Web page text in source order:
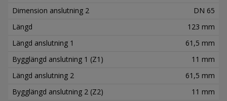
Dimension anslutning 2
DN 65
Längd
123 mm
Längd anslutning 1
61,5 mm
Bygglängd anslutning 1 (Z1)
11 mm
Längd anslutning 2
61,5 mm
Bygglängd anslutning 2 (Z2)
11 mm